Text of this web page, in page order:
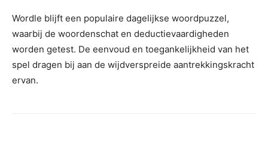
Wordle blijft een populaire dagelijkse woordpuzzel,
waarbij de woordenschat en deductievaardigheden
worden getest. De eenvoud en toegankelijkheid van het
spel dragen bij aan de wijdverspreide aantrekkingskracht
ervan.